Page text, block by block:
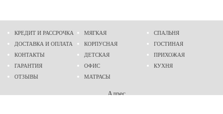
КРЕДИТ И РАССРОЧКА
ДОСТАВКА И ОПЛАТА
КОНТАКТЫ
ГАРАНТИЯ
ОТЗЫВЫ
МЯГКАЯ
КОРПУСНАЯ
ДЕТСКАЯ
ОФИС
МАТРАСЫ
СПАЛЬНЯ
ГОСТИНАЯ
ПРИХОЖАЯ
КУХНЯ
Адрес